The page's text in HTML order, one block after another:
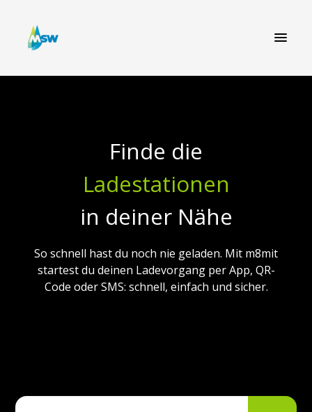
Finde die
Ladestationen
in deiner Nähe
So schnell hast du noch nie geladen. Mit m8mit
startest du deinen Ladevorgang per App, QR-
Code oder SMS: schnell, einfach und sicher.